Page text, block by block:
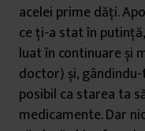
acelei prime dăți.
ce ți-a stat în
luat în continuare și
doctor) și,
posibil ca starea ta
medicamente. Dar